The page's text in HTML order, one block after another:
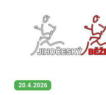
20.4.2026